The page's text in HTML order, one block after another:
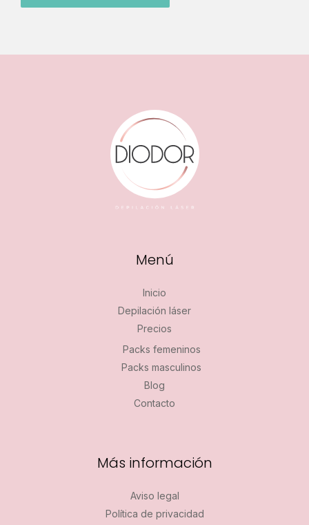
Menú
Inicio
Depilación láser
Precios
Packs femeninos
Packs masculinos
Blog
Contacto
Más información
Aviso legal
Política de privacidad